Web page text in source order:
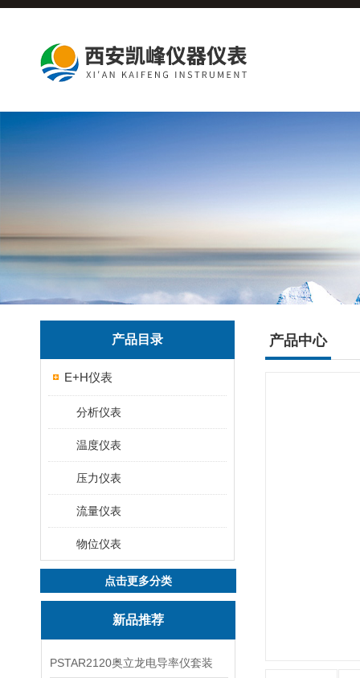
产品目录
E+H仪表
分析仪表
温度仪表
压力仪表
流量仪表
物位仪表
点击更多分类
新品推荐
PSTAR2120奥立龙电导率仪套装
产品中心